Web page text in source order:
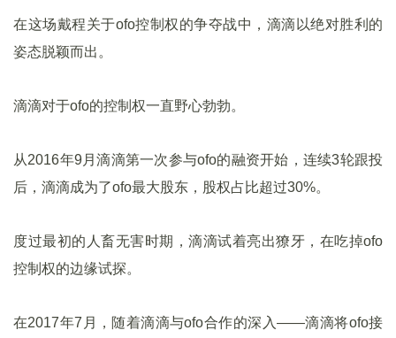
在这场戴程关于ofo控制权的争夺战中，滴滴以绝对胜利的
姿态脱颖而出。
滴滴对于ofo的控制权一直野心勃勃。
从2016年9月滴滴第一次参与ofo的融资开始，连续3轮跟投
后，滴滴成为了ofo最大股东，股权占比超过30%。
度过最初的人畜无害时期，滴滴试着亮出獠牙，在吃掉ofo
控制权的边缘试探。
在2017年7月，随着滴滴与ofo合作的深入——滴滴将ofo接